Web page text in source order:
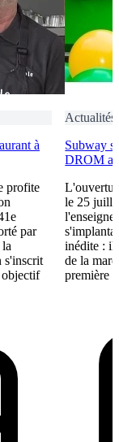
à
profite
par
s'inscrit
objectif
Actualités
Subway
DROM
le 25
l'enseigne
inédite : il
de la
première